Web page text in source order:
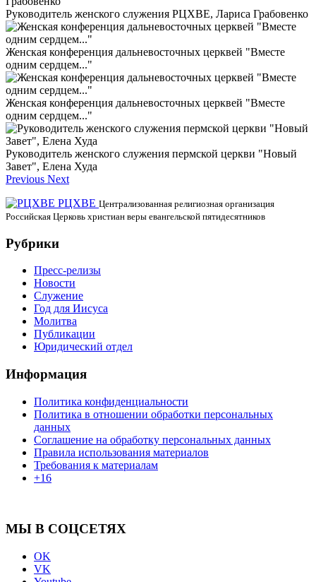
Руководитель женского служения РЦХВЕ, Лариса Грабовенко
Женская конференция дальневосточных церквей "Вместе
одним сердцем..."
Женская конференция дальневосточных церквей "Вместе
одним сердцем..."
Руководитель женского служения пермской церкви "Новый
Завет", Елена Худа
Previous Next
РЦХВЕ Централизованная религиозная организация
Российская Церковь христиан веры евангельской пятидесятников
Рубрики
Пресс-релизы
Новости
Служение
Год для Иисуса
Молитва
Публикации
Юридический отдел
Информация
Политика конфиденциальности
Политика в отношении обработки персональных
данных
Соглашение на обработку персональных данных
Правила использования материалов
Требования к материалам
+16
МЫ В СОЦСЕТЯХ
OK
VK